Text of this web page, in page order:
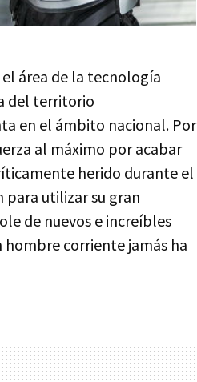
área de la tecnología
del territorio
en el ámbito nacional. Por
al máximo por acabar
herido durante el
utilizar su gran
de nuevos e increíbles
hombre corriente jamás ha